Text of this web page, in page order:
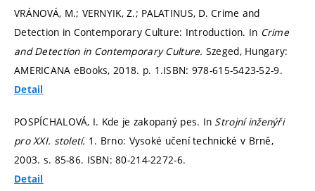
VRÁNOVÁ, M.; VERNYIK, Z.; PALATINUS, D. Crime and
Detection in Contemporary Culture: Introduction. In Crime
and Detection in Contemporary Culture. Szeged, Hungary:
AMERICANA eBooks, 2018. p. 1.ISBN: 978-615-5423-52-9.
Detail
POSPÍCHALOVÁ, I. Kde je zakopaný pes. In Strojní inženýři
pro XXI. století. 1. Brno: Vysoké učení technické v Brně,
2003. s. 85-86. ISBN: 80-214-2272-6.
Detail